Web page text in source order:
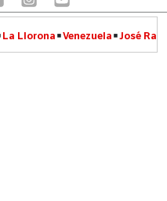
La Llorona Venezuela José